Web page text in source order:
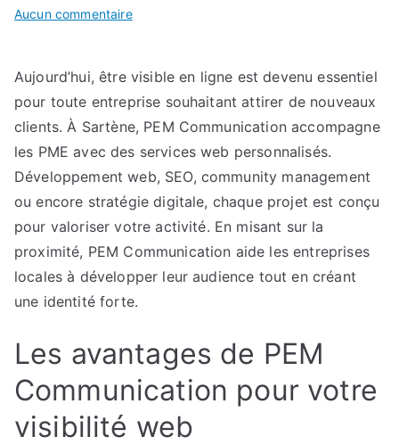
Aucun commentairesur
marketing
digital
en
Corse-
du-
pour
les
entreprises
locales
Aujourd’hui, être visible en ligne est devenu essentiel
pour toute entreprise souhaitant attirer de nouveaux
clients. À Sartène, PEM Communication accompagne
les PME avec des services web personnalisés.
Développement web, SEO, community management
ou encore stratégie digitale, chaque projet est conçu
pour valoriser votre activité. En misant sur la
proximité, PEM Communication aide les entreprises
locales à développer leur audience tout en créant
une identité forte.
Les avantages de PEM
Communication pour votre
visibilité web